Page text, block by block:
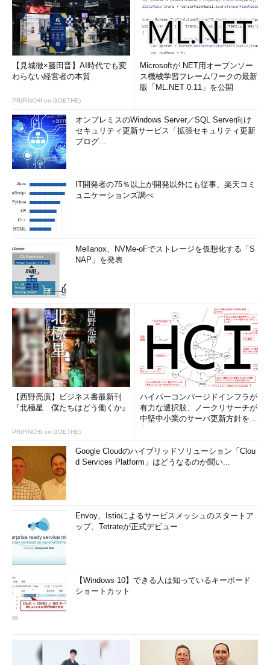
【見城徹×藤田晋】AI時代でも変
わらない経営者の本質
PR(FINCHI on GOETHE)
Microsoftが.NET用オープンソー
ス機械学習フレームワークの最新
版「ML.NET 0.11」を公開
オンプレミスのWindows Server／SQL Server向け
セキュリティ更新サービス「拡張セキュリティ更新
プログ...
IT開発者の75％以上が開発以外にも従事、楽天コミ
ュニケーションズ調べ
Mellanox、NVMe-oFでストレージを仮想化する「S
NAP」を発表
【西野亮廣】ビジネス書最新刊
『北極星 僕たちはどう働くか』
PR(FINCHI on GOETHE)
ハイパーコンバージドインフラが
有力な選択肢、ノークリサーチが
中堅中小業のサーバ更新方針を調
Google Cloudのハイブリッドソリューション「Clou
d Services Platform」はどうなるのか聞い...
Envoy、Istioによるサービスメッシュのスタートア
ップ、Tetrateが正式デビュー
【Windows 10】できる人は知っているキーボード
ショートカット